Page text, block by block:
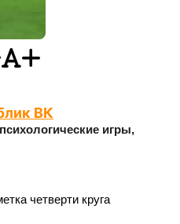
ВК
игры,
четверти круга